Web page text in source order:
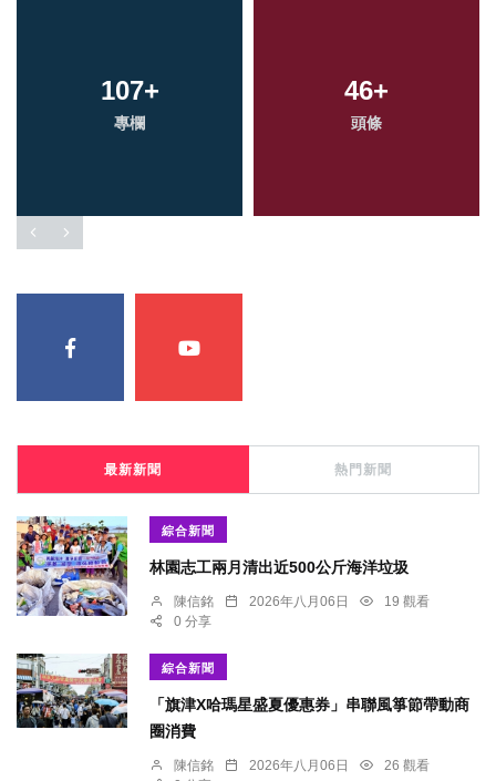
107+
專欄
46+
頭條
最新新聞 熱門新聞
綜合新聞
林園志工兩月清出近500公斤海洋垃圾
陳信銘 2026年八月06日
19 觀看
0 分享
綜合新聞
「旗津X哈瑪星盛夏優惠券」串聯風箏節帶動商
圈消費
陳信銘 2026年八月06日
26 觀看